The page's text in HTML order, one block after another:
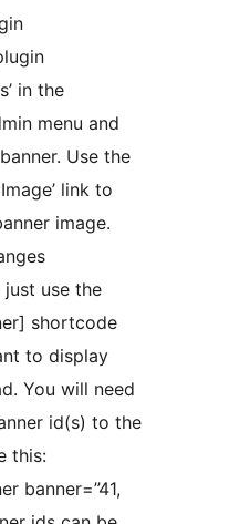
in the
menu and
Use the
link to
image.
use the
shortcode
to display
id(s) to the
this:
banner=”41,